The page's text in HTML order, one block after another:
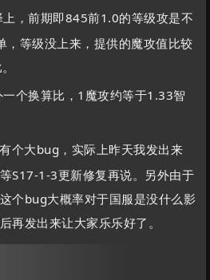
，前期即845前1.0的等级攻是不
，等级没上来，提供的魔攻值比较
个换算比，1魔攻约等于1.33智
个大bug，实际上昨天我发出来
S17-1-3更新修复再说。另外由于
个bug大概率对于国服是没什么影
再发出来让大家乐乐好了。